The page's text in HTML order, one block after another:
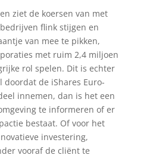
ziet de koersen van met
flink stijgen en
van mee te pikken,
met ruim 2,4 miljoen
rol spelen. Dit is echter
doordat de iShares Euro-
innemen, dan is het een
te informeren of er
bestaat. Of voor het
investering,
vooraf de cliënt te